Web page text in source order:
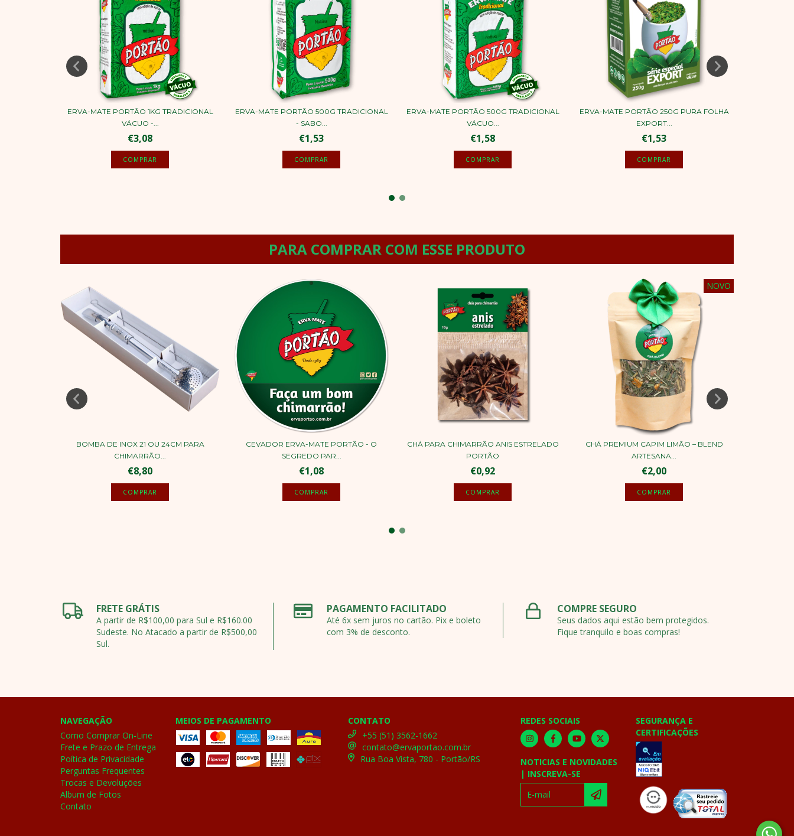
ERVA-MATE PORTÃO 1KG TRADICIONAL
VÁCUO -...
€3,08
ERVA-MATE PORTÃO 500G TRADICIONAL
- SABO...
€1,53
ERVA-MATE PORTÃO 500G TRADICIONAL
VÁCUO...
€1,58
ERVA-MATE PORTÃO 250G PURA FOLHA
EXPORT...
€1,53
PARA COMPRAR COM ESSE PRODUTO
BOMBA DE INOX 21 OU 24CM PARA
CHIMARRÃO...
€8,80
COMPRAR
CEVADOR ERVA-MATE PORTÃO - O
SEGREDO PAR...
€1,08
CHÁ PARA CHIMARRÃO ANIS ESTRELADO
PORTÃO
€0,92
NOVO
CHÁ PREMIUM CAPIM LIMÃO – BLEND
ARTESANA...
€2,00
FRETE GRÁTIS
A partir de R$100,00 para Sul e R$160.00
Sudeste. No Atacado a partir de R$500,00
Sul.
PAGAMENTO FACILITADO
Até 6x sem juros no cartão. Pix e boleto
com 3% de desconto.
COMPRE SEGURO
Seus dados aqui estão bem protegidos.
Fique tranquilo e boas compras!
NAVEGAÇÃO
Como Comprar On-Line
Frete e Prazo de Entrega
Poítica de Privacidade
Perguntas Frequentes
Trocas e Devoluções
Album de Fotos
Contato
MEIOS DE PAGAMENTO
CONTATO
+55 (51) 3562-1662
contato@ervaportao.com.br
Rua Boa Vista, 780 - Portão/RS
REDES SOCIAIS
NOTICIAS E NOVIDADES
| INSCREVA-SE
SEGURANÇA E
CERTIFICAÇÕES